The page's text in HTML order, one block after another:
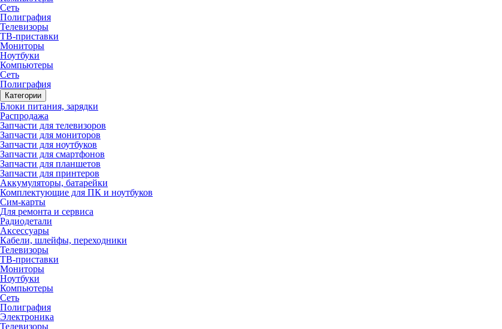
Сеть
Полиграфия
Телевизоры
ТВ-приставки
Мониторы
Ноутбуки
Компьютеры
Сеть
Полиграфия
Категории
Блоки питания, зарядки
Распродажа
Запчасти для телевизоров
Запчасти для мониторов
Запчасти для ноутбуков
Запчасти для смартфонов
Запчасти для планшетов
Запчасти для принтеров
Аккумуляторы, батарейки
Комплектующие для ПК и ноутбуков
Сим-карты
Для ремонта и сервиса
Радиодетали
Аксессуары
Кабели, шлейфы, переходники
Телевизоры
ТВ-приставки
Мониторы
Ноутбуки
Компьютеры
Сеть
Полиграфия
Электроника
Телевизоры